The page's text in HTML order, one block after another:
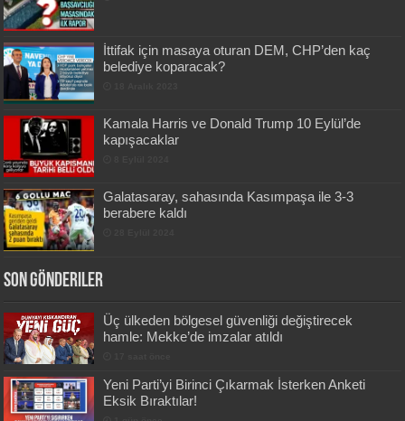
İttifak için masaya oturan DEM, CHP’den kaç
belediye koparacak?
Kamala Harris ve Donald Trump 10 Eylül’de
kapışacaklar
Galatasaray, sahasında Kasımpaşa ile 3-3
berabere kaldı
Son Gönderiler
Üç ülkeden bölgesel güvenliği değiştirecek
hamle: Mekke’de imzalar atıldı
Yeni Parti’yi Birinci Çıkarmak İsterken Anketi
Eksik Bıraktılar!